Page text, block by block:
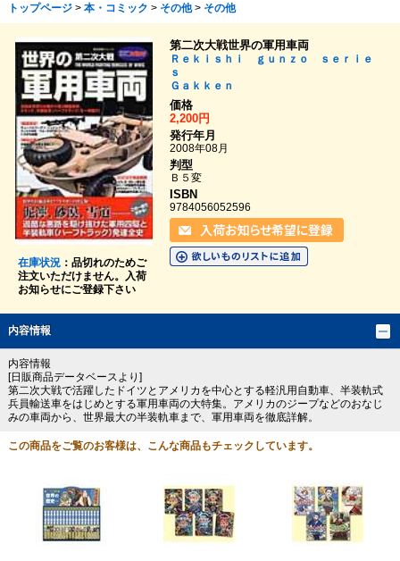
トップページ> 本・コミック > その他> その他
在庫状況：品切れのためご
注文いただけません。入荷
お知らせにご登録下さい
第二次大戦世界の軍用車両
Ｒｅｋｉｓｈｉ ｇｕｎｚｏ ｓｅｒｉｅ
ｓ
Ｇａｋｋｅｎ
価格
2,200円
発行年月
2008年08月
判型
Ｂ５変
ISBN
9784056052596
内容情報
内容情報
[日販商品データベースより]
第二次大戦で活躍したドイツとアメリカを中心とする軽汎用自動車、半装軌式
兵員輸送車をはじめとする軍用車両の大特集。アメリカのジープなどのおなじ
みの車両から、世界最大の半装軌車まで、軍用車両を徹底詳解。
この商品をご覧のお客様は、こんな商品もチェックしています。